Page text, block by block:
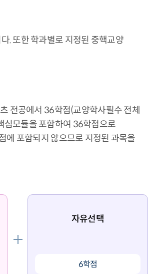
. 또한 학과별로 지정된 중핵교양
전공에서 36학점(교양학사필수 전체
심모듈을 포함하여 36학점으로
에 포함되지 않으므로 지정된 과목을
자유선택
6학점